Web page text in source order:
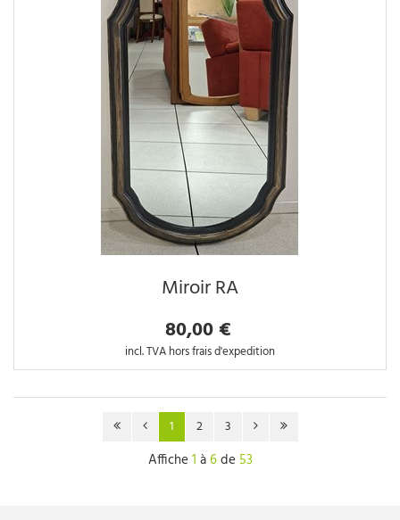
Miroir RA
80,00 €
incl. TVA hors frais d'expedition
1 2 3
Affiche 1 à6de 53